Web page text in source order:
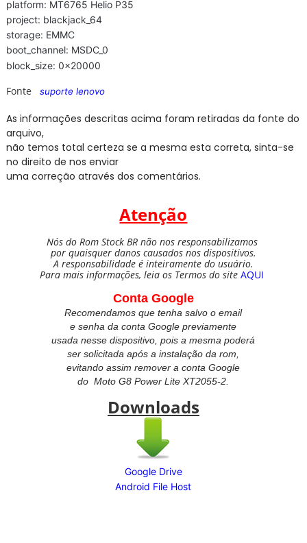
platform: MT6765 Helio P35
project: blackjack_64
storage: EMMC
boot_channel: MSDC_0
block_size: 0x20000
Fonte suporte lenovo
As informações descritas acima foram retiradas da fonte do
arquivo,
não temos total certeza se a mesma esta correta, sinta-se
no direito de nos enviar
uma correção através dos comentários.
Atenção
Nós do Rom Stock BR não nos responsabilizamos
por quaisquer danos causados nos dispositivos.
A responsabilidade é inteiramente do usuário.
Para mais informações, leia os Termos do site AQUI
Conta Google
Recomendamos que tenha salvo o email
e senha da conta Google previamente
usada nesse dispositivo, pois a mesma poderá
ser solicitada após a instalação da rom,
evitando assim remover a conta Google
do Moto G8 Power Lite XT2055-2.
Downloads
Google Drive
Android File Host